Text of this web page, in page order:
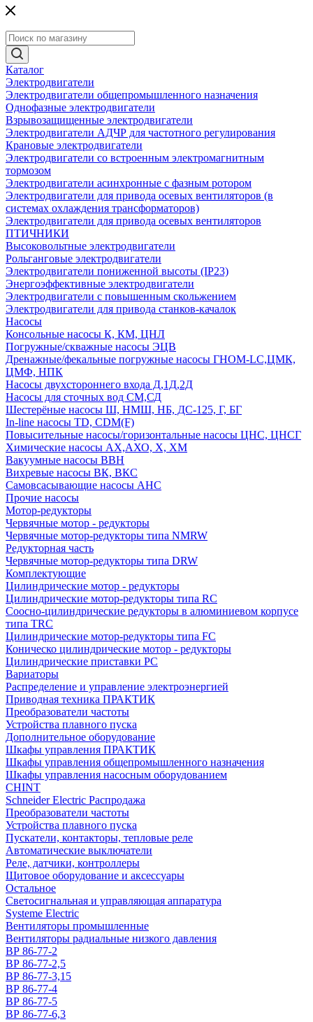
Каталог
Электродвигатели
Электродвигатели общепромышленного назначения
Однофазные электродвигатели
Взрывозащищенные электродвигатели
Электродвигатели АДЧР для частотного регулирования
Крановые электродвигатели
Электродвигатели со встроенным электромагнитным
тормозом
Электродвигатели асинхронные с фазным ротором
Электродвигатели для привода осевых вентиляторов (в
системах охлаждения трансформаторов)
Электродвигатели для привода осевых вентиляторов
ПТИЧНИКИ
Высоковольтные электродвигатели
Рольганговые электродвигатели
Электродвигатели пониженной высоты (IP23)
Энергоэффективные электродвигатели
Электродвигатели с повышенным скольжением
Электродвигатели для привода станков-качалок
Насосы
Консольные насосы К, КМ, ЦНЛ
Погружные/скважные насосы ЭЦВ
Дренажные/фекальные погружные насосы ГНОМ-LC,ЦМК,
ЦМФ, НПК
Насосы двухстороннего входа Д,1Д,2Д
Насосы для сточных вод СМ,СД
Шестерёные насосы Ш, НМШ, НБ, ДС-125, Г, БГ
In-line насосы TD, CDM(F)
Повысительные насосы/горизонтальные насосы ЦНС, ЦНСГ
Химические насосы АХ,АХО, Х, ХМ
Вакуумные насосы ВВН
Вихревые насосы ВК, ВКС
Самовсасывающие насосы АНС
Прочие насосы
Мотор-редукторы
Червячные мотор - редукторы
Червячные мотор-редукторы типа NMRW
Редукторная часть
Червячные мотор-редукторы типа DRW
Комплектующие
Цилиндрические мотор - редукторы
Цилиндрические мотор-редукторы типа RC
Соосно-цилиндрические редукторы в алюминиевом корпусе
типа TRC
Цилиндрические мотор-редукторы типа FC
Коническо цилиндрические мотор - редукторы
Цилиндрические приставки PC
Вариаторы
Распределение и управление электроэнергией
Приводная техника ПРАКТИК
Преобразователи частоты
Устройства плавного пуска
Дополнительное оборудование
Шкафы управления ПРАКТИК
Шкафы управления общепромышленного назначения
Шкафы управления насосным оборудованием
CHINT
Schneider Electric Распродажа
Преобразователи частоты
Устройства плавного пуска
Пускатели, контакторы, тепловые реле
Автоматические выключатели
Реле, датчики, контроллеры
Щитовое оборудование и аксессуары
Остальное
Светосигнальная и управляющая аппаратура
Systeme Electric
Вентиляторы промышленные
Вентиляторы радиальные низкого давления
ВР 86-77-2
ВР 86-77-2,5
ВР 86-77-3,15
ВР 86-77-4
ВР 86-77-5
ВР 86-77-6,3